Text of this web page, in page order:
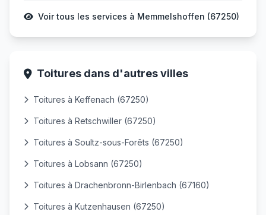
Voir tous les services à Memmelshoffen (67250)
Toitures dans d'autres villes
Toitures à Keffenach (67250)
Toitures à Retschwiller (67250)
Toitures à Soultz-sous-Forêts (67250)
Toitures à Lobsann (67250)
Toitures à Drachenbronn-Birlenbach (67160)
Toitures à Kutzenhausen (67250)